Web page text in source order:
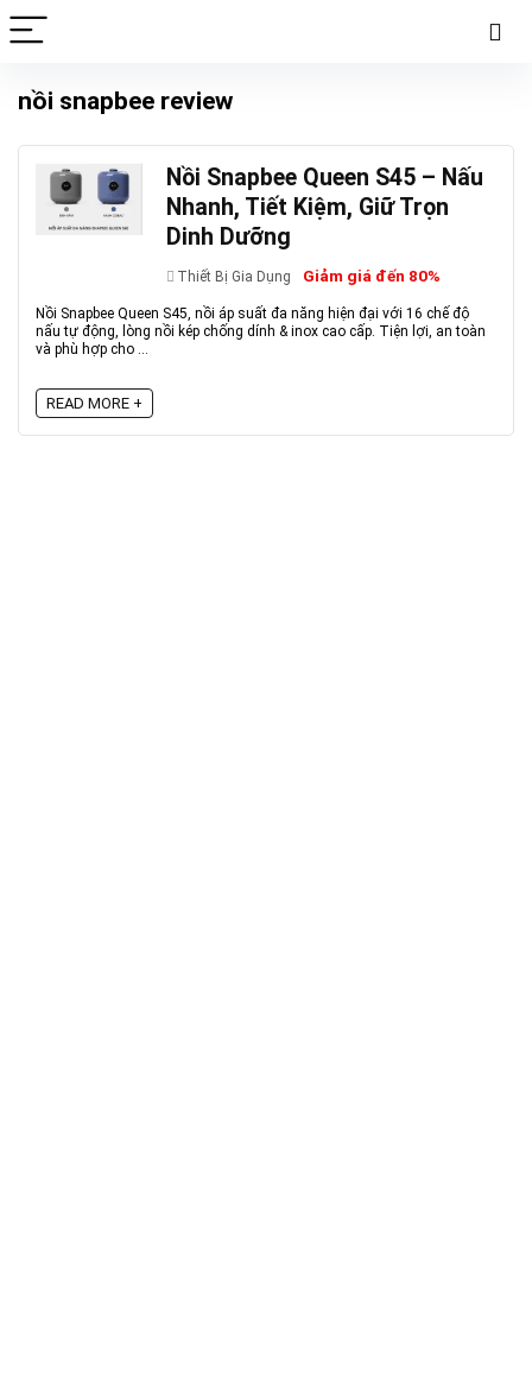
nồi snapbee review
Nồi Snapbee Queen S45 – Nấu
Nhanh, Tiết Kiệm, Giữ Trọn
Dinh Dưỡng
Thiết Bị Gia Dụng Giảm giá đến 80%
Nồi Snapbee Queen S45, nồi áp suất đa năng hiện đại với 16 chế độ
nấu tự động, lòng nồi kép chống dính & inox cao cấp. Tiện lợi, an toàn
và phù hợp cho ...
READ MORE +